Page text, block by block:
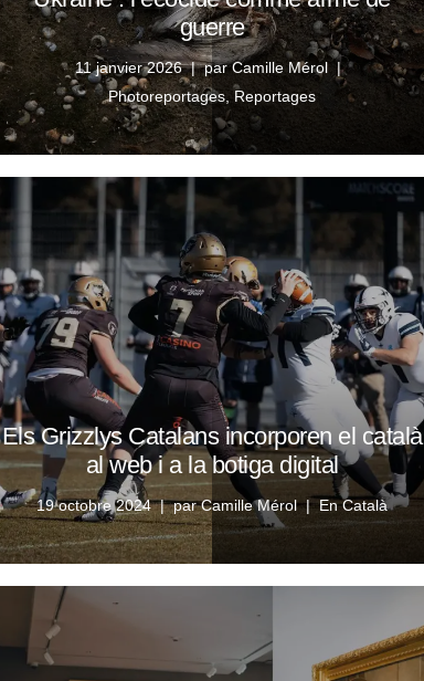
guerre
11 janvier 2026 parCamille Mérol
Photoreportages Reportages
Els Grizzlys Catalans incorporen el català
al web i a la botiga digital
19 octobre 2024 parCamille Mérol En Català